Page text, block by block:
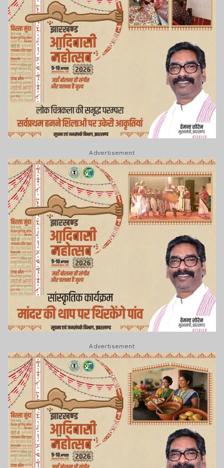
Advertisement
Advertisement